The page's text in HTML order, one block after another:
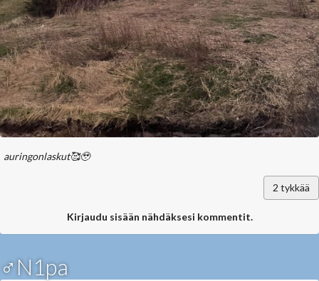
auringonlaskut🥰🥹
2 tykkää
Kirjaudu sisään nähdäksesi kommentit.
♂N1pa